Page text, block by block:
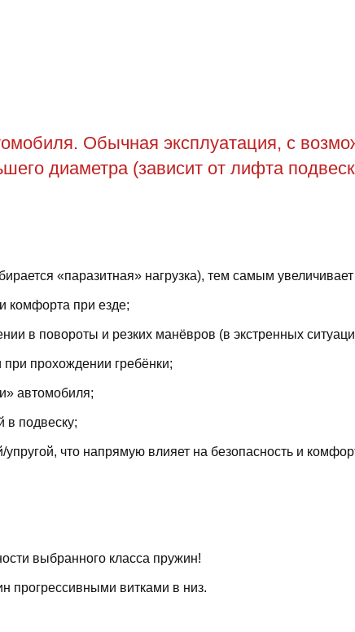
Обычная эксплуатация, с
диаметра (зависит от лифта
«паразитная» нагрузка), тем самым
комфорта при езде;
в повороты и резких манёвров (в экстренных
прохождении гребёнки;
автомобиля;
в подвеску;
что напрямую влияет на безопасность и
выбранного класса пружин!
прогрессивными витками в низ.